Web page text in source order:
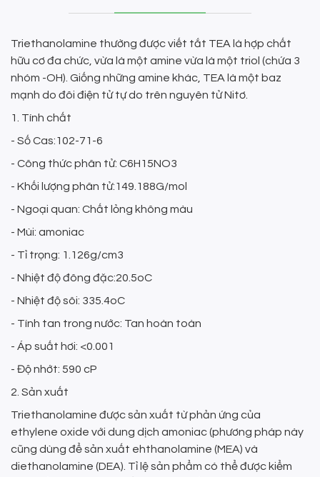
Triethanolamine thường được viết tắt TEA là hợp chất
hữu cơ đa chức, vừa là một amine vừa là một triol (chứa 3
nhóm -OH). Giống những amine khác, TEA là một baz
mạnh do đôi điện tử tự do trên nguyên tử Nitơ.
1. Tính chất
- Số Cas:102-71-6
- Công thức phân tử: C6H15NO3
- Khối lượng phân tử:149.188G/mol
- Ngoại quan: Chất lỏng không màu
- Mùi: amoniac
- Tỉ trọng: 1.126g/cm3
- Nhiệt độ đông đặc:20.5oC
- Nhiệt độ sôi: 335.4oC
- Tính tan trong nước: Tan hoàn toàn
- Áp suất hơi: <0.001
- Độ nhớt: 590 cP
2. Sản xuất
Triethanolamine được sản xuất từ phản ứng của
ethylene oxide với dung dịch amoniac (phương pháp này
cũng dùng để sản xuất ehthanolamine (MEA) và
diethanolamine (DEA). Tỉ lệ sản phẩm có thể được kiểm